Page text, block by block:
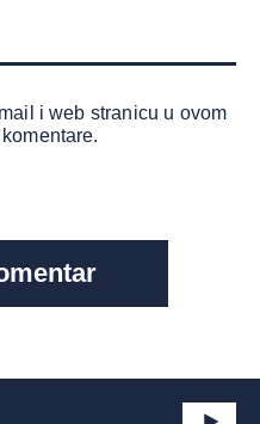
i web stranicu u ovom